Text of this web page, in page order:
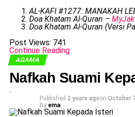
AL-KAFI #1277: MANAKAH
Doa Khatam Al-Quran –
Doa Khatam Al-Quran (Versi
Post Views: 741
Continue Reading
AGAMA
Nafkah Suami
Published 2 years agoon October
By ema